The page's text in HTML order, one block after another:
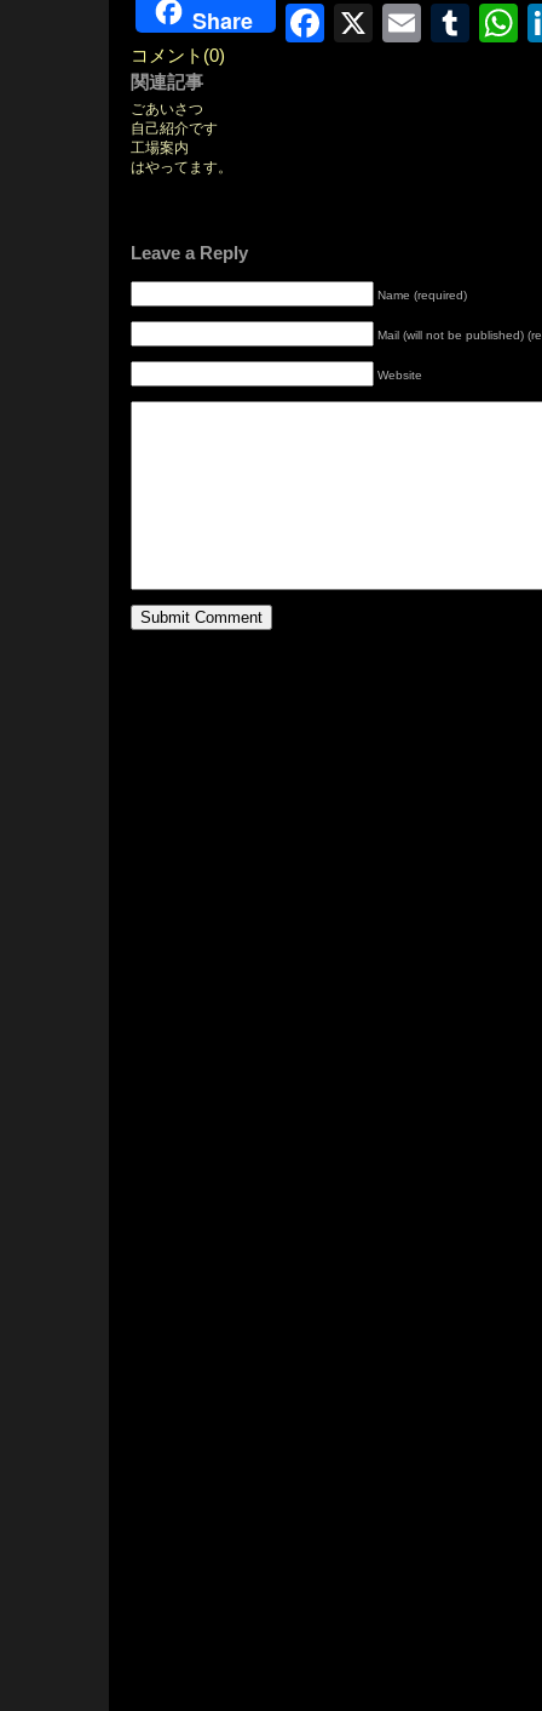
Share Facebook
X Email
コメント(0)
関連記事
ごあいさつ
自己紹介です
工場案内
はやってます。
Leave a Reply
Name (required)
Mail (will not be published)
Website